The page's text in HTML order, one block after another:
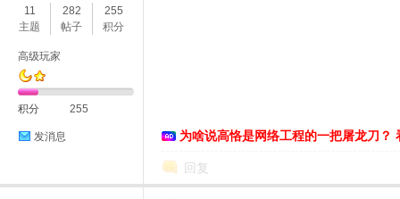
11
主题
282
帖子
255
积分
高级玩家
积分 255
发消息 为啥说高恪是网络工程的一把屠龙刀？
回复